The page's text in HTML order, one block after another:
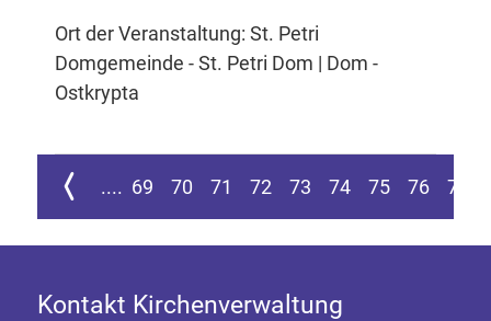
Ort der Veranstaltung: St. Petri
Domgemeinde - St. Petri Dom | Dom -
Ostkrypta
ersten Seite springen
Zur vorherigen Seite
.... 69 70 71 72 73 74 75 76 77
Kontakt Kirchenverwaltung